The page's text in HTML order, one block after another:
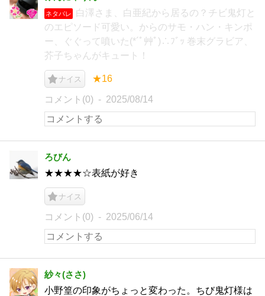
ネタバレ
白澤さま、白亜紀から居るの？チビ鬼灯と
のエピソード可愛い。からのサモ・ハン・キンポ
ー、ぐぐって噴いた(*´ﾟ艸ﾟ)∴ﾌﾞｯ 巻末グラビア、
芥子ちゃんがキュート！
ナイス ★16
コメント(0) 2025/08/14
ろびん
★★★★☆表紙が好き
ナイス
コメント(0) 2025/06/14
紗々(ささ)
小野篁の印象がちょっと変わった。ちび鬼灯様は